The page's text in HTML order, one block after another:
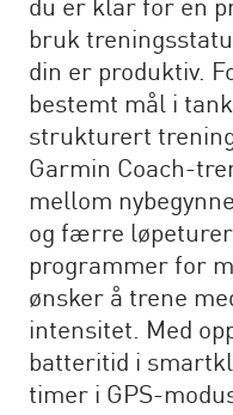
du er klar for en
bruk
din er produktiv.
bestemt mål i
strukturert
Garmin Coach-
mellom
og færre
programmer for
ønsker å trene
intensitet. Med
batteritid i
timer i GPS-